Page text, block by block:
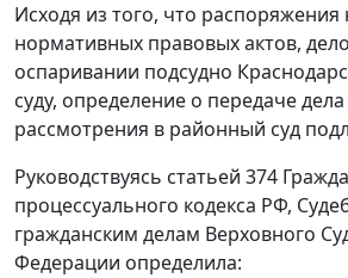
Исходя из того, что распоряжения
нормативных правовых актов,
оспаривании подсудно
суду, определение о передаче дела
рассмотрения в районный суд
Руководствуясь статьей 374
процессуального кодекса РФ,
гражданским делам Верховного
Федерации определила: